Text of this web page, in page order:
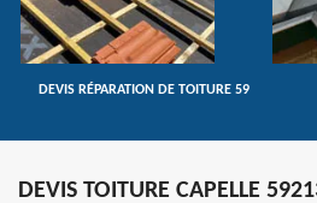
DEVIS RÉPARATION DE TOITURE 59
DEVIS TOITURE CAPELLE